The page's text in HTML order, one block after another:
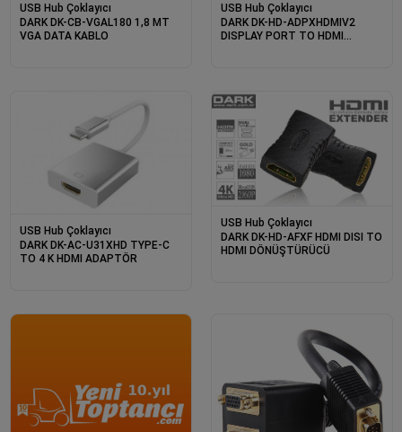
USB Hub Çoklayıcı
DARK DK-CB-VGAL180 1,8 MT
VGA DATA KABLO
USB Hub Çoklayıcı
DARK DK-HD-ADPXHDMIV2
DISPLAY PORT TO HDMI
USB Hub Çoklayıcı
DARK DK-AC-U31XHD TYPE-C
TO 4 K HDMI ADAPTÖR
USB Hub Çoklayıcı
DARK DK-HD-AFXF HDMI DISI TO
HDMI DÖNÜŞTÜRÜCÜ